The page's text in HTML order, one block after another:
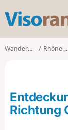
Wanderungen Rhône-Alpes
Richtung